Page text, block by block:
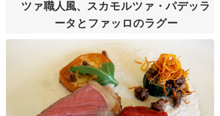
ツァ職人風、スカモルツァ・パデッラ
ータとファッロのラグー